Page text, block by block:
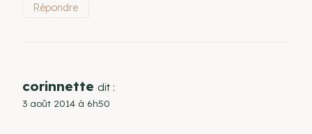
Répondre
corinnette dit :
3 août 2014 à 6h50